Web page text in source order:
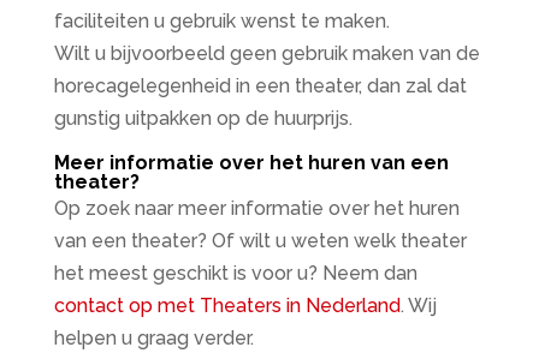
faciliteiten u gebruik wenst te maken.
Wilt u bijvoorbeeld geen gebruik maken van de
horecagelegenheid in een theater, dan zal dat
gunstig uitpakken op de huurprijs.
Meer informatie over het huren van een
theater?
Op zoek naar meer informatie over het huren
van een theater? Of wilt u weten welk theater
het meest geschikt is voor u? Neem dan
contact op met Theaters in Nederland. Wij
helpen u graag verder.